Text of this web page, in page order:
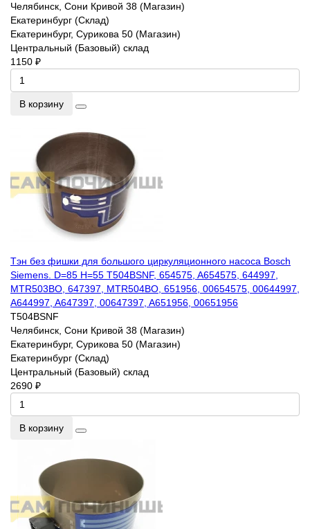
Челябинск, Сони Кривой 38 (Магазин)
Екатеринбург (Склад)
Екатеринбург, Сурикова 50 (Магазин)
Центральный (Базовый) склад
1150 ₽
В корзину
Тэн без фишки для большого циркуляционного насоса Bosch
Siemens. D=85 H=55 T504BSNF, 654575, A654575, 644997,
MTR503BO, 647397, MTR504BO, 651956, 00654575, 00644997,
A644997, A647397, 00647397, A651956, 00651956
T504BSNF
Челябинск, Сони Кривой 38 (Магазин)
Екатеринбург, Сурикова 50 (Магазин)
Екатеринбург (Склад)
Центральный (Базовый) склад
2690 ₽
В корзину